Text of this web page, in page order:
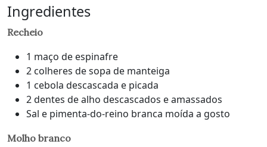
Ingredientes
Recheio
1 maço de espinafre
2 colheres de sopa de manteiga
1 cebola descascada e picada
2 dentes de alho descascados e amassados
Sal e pimenta-do-reino branca moída a gosto
Molho branco